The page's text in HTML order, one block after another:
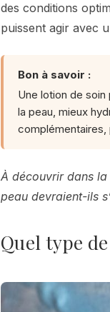
des conditions
puissent agir avec
Bon à savoir :
Une lotion de
la peau, mieux
complémentaires,
À découvrir dans
peau devraient-ils
Quel type